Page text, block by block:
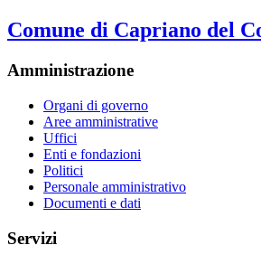
Comune di Capriano del
Amministrazione
Organi di governo
Aree amministrative
Uffici
Enti e fondazioni
Politici
Personale amministrativo
Documenti e dati
Servizi